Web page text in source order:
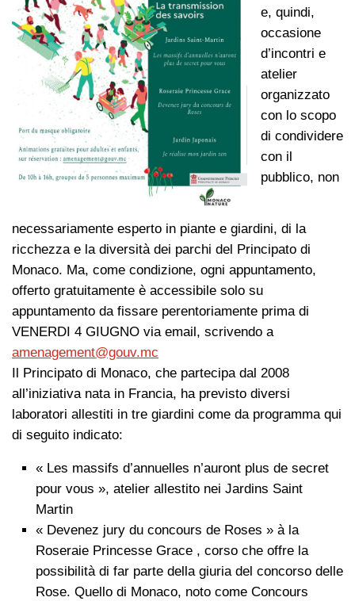
e, quindi,
occasione
d’incontri e
atelier
organizzato
con lo scopo
di condividere
con il
pubblico, non
necessariamente esperto in piante e giardini, di la
ricchezza e la diversità dei parchi del Principato di
Monaco. Ma, come condizione, ogni appuntamento,
offerto gratuitamente è accessibile solo su
appuntamento da fissare perentoriamente prima di
VENERDI 4 GIUGNO via email, scrivendo a
amenagement@gouv.mc
Il Principato di Monaco, che partecipa dal 2008
all’iniziativa nata in Francia, ha previsto diversi
laboratori allestiti in tre giardini come da programma qui
di seguito indicato:
« Les massifs d’annuelles n’auront plus de secret
pour vous », atelier allestito nei Jardins Saint
Martin
« Devenez jury du concours de Roses » à la
Roseraie Princesse Grace , corso che offre la
possibilità di far parte della giuria del concorso delle
Rose. Quello di Monaco, noto come Concours